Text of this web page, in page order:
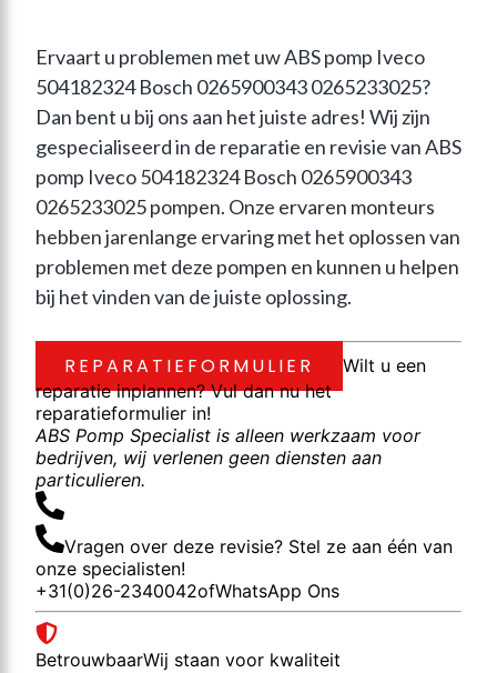
Ervaart u problemen met uw ABS pomp Iveco
504182324 Bosch 0265900343 0265233025?
Dan bent u bij ons aan het juiste adres! Wij zijn
gespecialiseerd in de reparatie en revisie van ABS
pomp Iveco 504182324 Bosch 0265900343
0265233025 pompen. Onze ervaren monteurs
hebben jarenlange ervaring met het oplossen van
problemen met deze pompen en kunnen u helpen
bij het vinden van de juiste oplossing.
REPARATIEFORMULIER
Wilt u een
reparatie inplannen? Vul dan nu het
reparatieformulier in!
ABS Pomp Specialist is alleen werkzaam voor
bedrijven, wij verlenen geen diensten aan
particulieren.
Vragen over deze revisie? Stel ze aan één van
onze specialisten!
+31(0)26-2340042ofWhatsApp Ons
BetrouwbaarWij staan voor kwaliteit